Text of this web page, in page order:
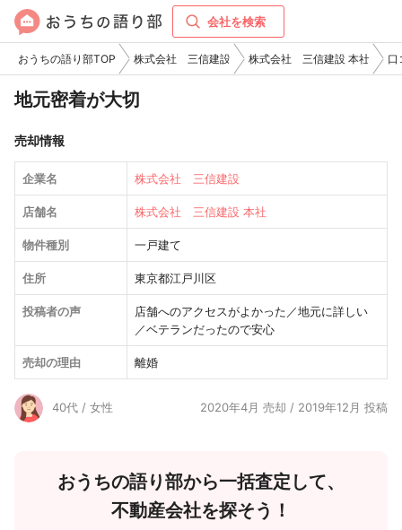
会社を検索
おうちの語り部TOP 株式会社 三信建設 株式会社 三信建設 本社 口
地元密着が大切
売却情報
企業名 株式会社 三信建設
店舗名 株式会社 三信建設 本社
物件種別 一戸建て
住所 東京都江戸川区
投稿者の声
店舗へのアクセスがよかった／地元に詳しい
／ベテランだったので安心
売却の理由 離婚
40代 / 女性 2020年4月 売却 / 2019年12月 投稿
おうちの語り部から一括査定して、
不動産会社を探そう！